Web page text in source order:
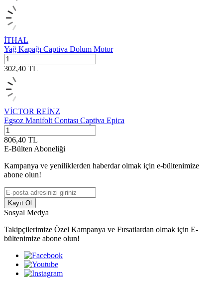
İTHAL
Yağ Kapağı Captiva Dolum Motor
302,40 TL
VİCTOR REİNZ
Egsoz Manifolt Contası Captiva Epica
806,40 TL
E-Bülten Aboneliği
Kampanya ve yeniliklerden haberdar olmak için e-bültenimize
abone olun!
Kayıt Ol
Sosyal Medya
Takipçilerimize Özel Kampanya ve Fırsatlardan olmak için E-
bültenimize abone olun!